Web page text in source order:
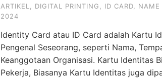
ARTIKEL, DIGITAL PRINTING, ID CARD, NAME
2024
Identity Card atau ID Card adalah Kartu
Pengenal Seseorang, seperti Nama,
Keanggotaan Organisasi. Kartu Identitas
Pekerja, Biasanya Kartu Identitas juga